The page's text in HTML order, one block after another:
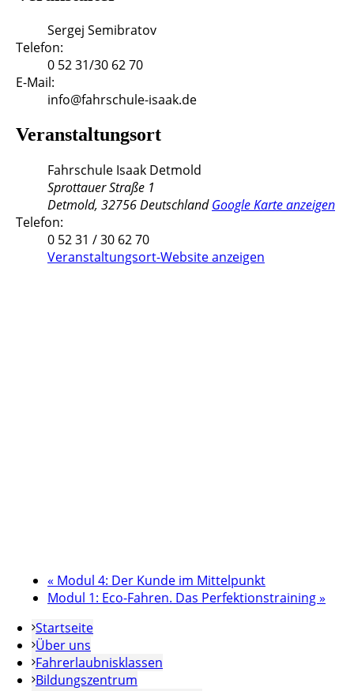
Sergej Semibratov
Telefon:
0 52 31/30 62 70
E-Mail:
info@fahrschule-isaak.de
Veranstaltungsort
Fahrschule Isaak Detmold
Sprottauer Straße 1
Detmold, 32756Deutschland Google Karte anzeigen
Telefon:
0 52 31 / 30 62 70
Veranstaltungsort-Website anzeigen
« Modul 4: Der Kunde im Mittelpunkt
Modul 1: Eco-Fahren. Das Perfektionstraining»
Startseite
Über uns
Fahrerlaubnisklassen
Bildungszentrum